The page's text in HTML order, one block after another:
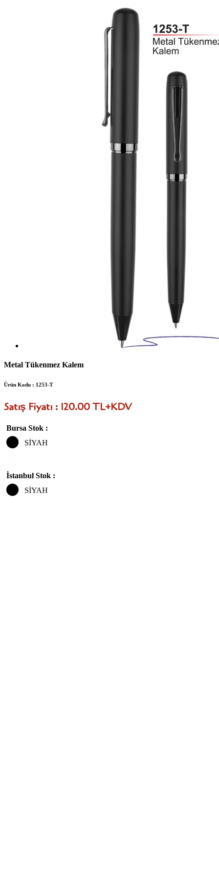
Metal Tükenmez Kalem
Ürün Kodu : 1253-T
Satış Fiyatı : 120.00 TL+KDV
Bursa Stok :
SİYAH
İstanbul Stok :
SİYAH